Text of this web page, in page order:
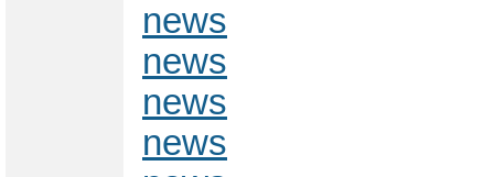
news
news
news
news